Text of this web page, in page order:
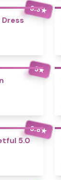
3.3★
5★
3.8★
5.0